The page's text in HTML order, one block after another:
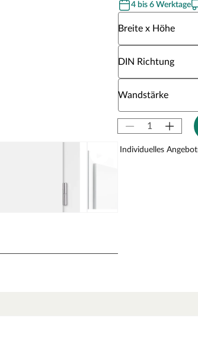
eine extrem
Türe. Als wahres
4 bis 6 Werktage
Breite x Höhe
DIN Richtung
Wandstärke
Individuelles Angebot